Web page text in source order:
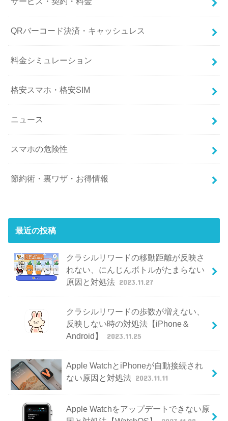
QRバーコード決済・キャッシュレス
料金シミュレーション
格安スマホ・格安SIM
ニュース
スマホの危険性
節約術・裏ワザ・お得情報
最近の投稿
クラシルリワードの移動距離が反映さ
れない、にんじんボトルがたまらない
原因と対処法 2023.11.27
クラシルリワードの歩数が増えない、
反映しない時の対処法【iPhone＆
Android】
2023.11.25
Apple WatchとiPhoneが自動接続され
ない原因と対処法 2023.11.11
Apple Watchをアップデートできない原